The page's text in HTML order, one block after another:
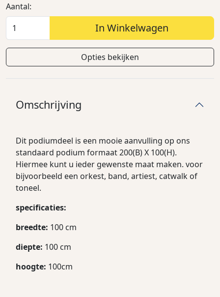
Aantal:
In Winkelwagen
Opties bekijken
Omschrijving
Dit podiumdeel is een mooie aanvulling op ons
standaard podium formaat 200(B) X 100(H).
Hiermee kunt u ieder gewenste maat maken. voor
bijvoorbeeld een orkest, band, artiest, catwalk of
toneel.
specificaties:
breedte: 100 cm
diepte: 100 cm
hoogte: 100cm